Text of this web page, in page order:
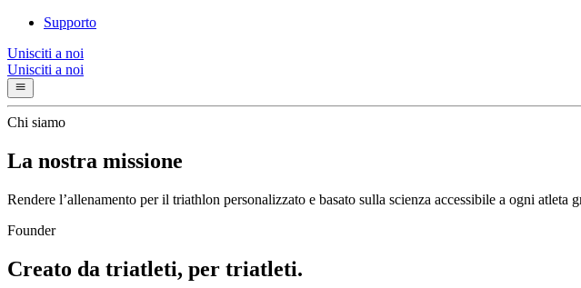
Supporto
Unisciti a noi
Unisciti a noi
Chi siamo
La nostra missione
Rendere l’allenamento per il triathlon personalizzato e basato sulla scienza accessibile a ogni atleta
Founder
Creato da triatleti, per triatleti.